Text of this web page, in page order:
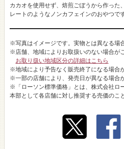
カカオを使用せず、焙煎ごぼうから作った
レートのようなノンカフェインのおやつです
※写真はイメージです。実物とは異なる場
※店舗、地域によりお取扱いのない場合が
お取り扱い地域区分の詳細はこちら
※地域により予告なく販売終了になる場合
※一部の店舗により、発売日が異なる場合
※「ローソン標準価格」とは、株式会社ロ
本部として各店舗に対し推奨する売価のこ